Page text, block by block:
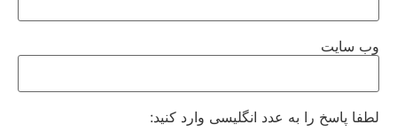
وب‌ سایت
لطفا پاسخ را به عدد انگلیسی وارد کنید: